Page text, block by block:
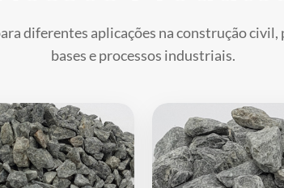
diferentes aplicações na construção civil,
bases e processos industriais.